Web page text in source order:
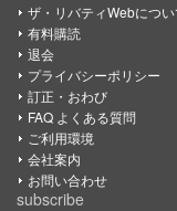
ザ・リバティWebについ
有料購読
退会
プライバシーポリシー
訂正・おわび
FAQ よくある質問
ご利用環境
会社案内
お問い合わせ
subscribe